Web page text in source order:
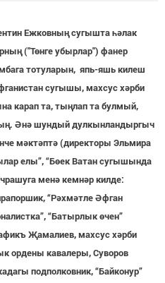
Ежковның сугышта һәлак
("Төнге убырлар") фанер
тотуларын, япь-яшь килеш
сугышы, махсус хәрби
карап та, тыңлап та булмый,
Әнә шундый дулкынландыргыч
мәктәптә (директоры Эльмира
елы”, “Бөек Ватан сугышында
менә кемнәр килде:
“Рәхмәтле Әфган
“Батырлык өчен”
Җамалиев, махсус хәрби
ордены кавалеры, Суворов
подполковник, “Байконур”